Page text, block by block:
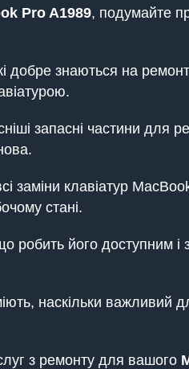
Pro A1989, подумайте
добре знаються на
запасні частини для
заміни клавіатур
стані.
робить його доступним
наскільки
з ремонту для вашого